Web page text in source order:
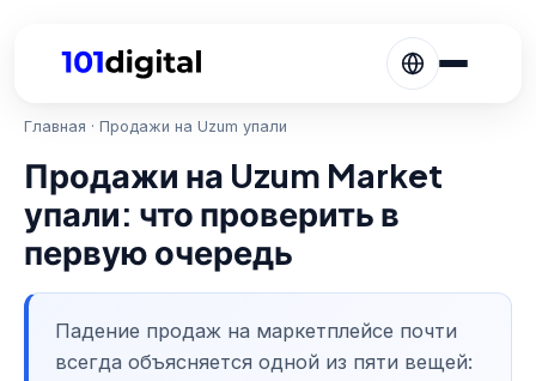
Главная · Продажи на Uzum упали
Продажи на Uzum Market
упали: что проверить в
первую очередь
Падение продаж на маркетплейсе почти
всегда объясняется одной из пяти вещей: